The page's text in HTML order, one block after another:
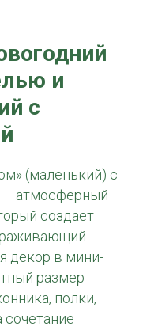
и
с
(маленький) с
атмосферный
создаёт
декор в мини-
размер
полки,
сочетание